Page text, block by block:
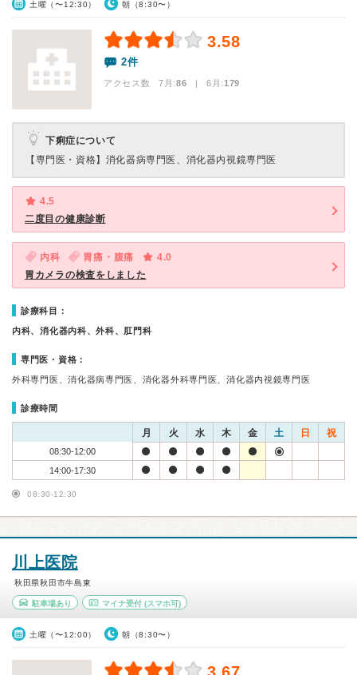
土曜（〜12:30） 朝（8:30〜）
3.58
2件
アクセス数 7月:86 | 6月:179
下痢症について
【専門医・資格】 消化器病専門医、消化器内視鏡専門医
4.5
二度目の健康診断
内科 胃痛・腹痛
4.0
胃カメラの検査をしました
診療科目：
内科、消化器内科、外科、肛門科
専門医・資格：
外科専門医、消化器病専門医、消化器外科専門医、消化器内視鏡専門医
診療時間
月 火 水 木 金 土 日 祝
08:30-12:00
14:00-17:30
08:30-12:30
川上医院
秋田県秋田市牛島東
駐車場あり マイナ受付(スマホ可)
土曜（〜12:00） 朝（8:30〜）